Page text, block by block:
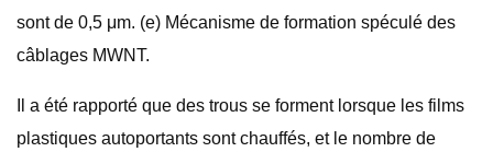
sont de 0,5 μm. (e) Mécanisme de formation spéculé des
câblages MWNT.
Il a été rapporté que des trous se forment lorsque les films
plastiques autoportants sont chauffés, et le nombre de